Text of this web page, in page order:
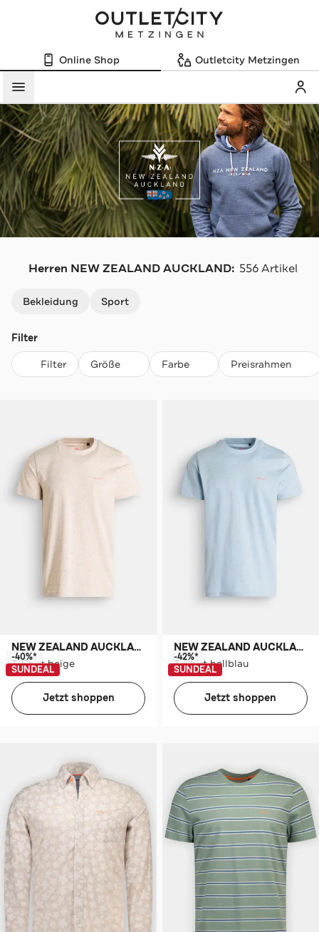
Online Shop Outletcity Metzingen
Menü
Herren NEW ZEALAND AUCKLAND: 556 Artikel
Bekleidung Sport
Filter
Filter Größe Farbe Preisrahmen
NEW ZEALAND AUCKLAND
T-Shirt beige
-40%*
SUNDEAL
Jetzt shoppen
NEW ZEALAND AUCKLAND
T-Shirt hellblau
-42%*
SUNDEAL
Jetzt shoppen